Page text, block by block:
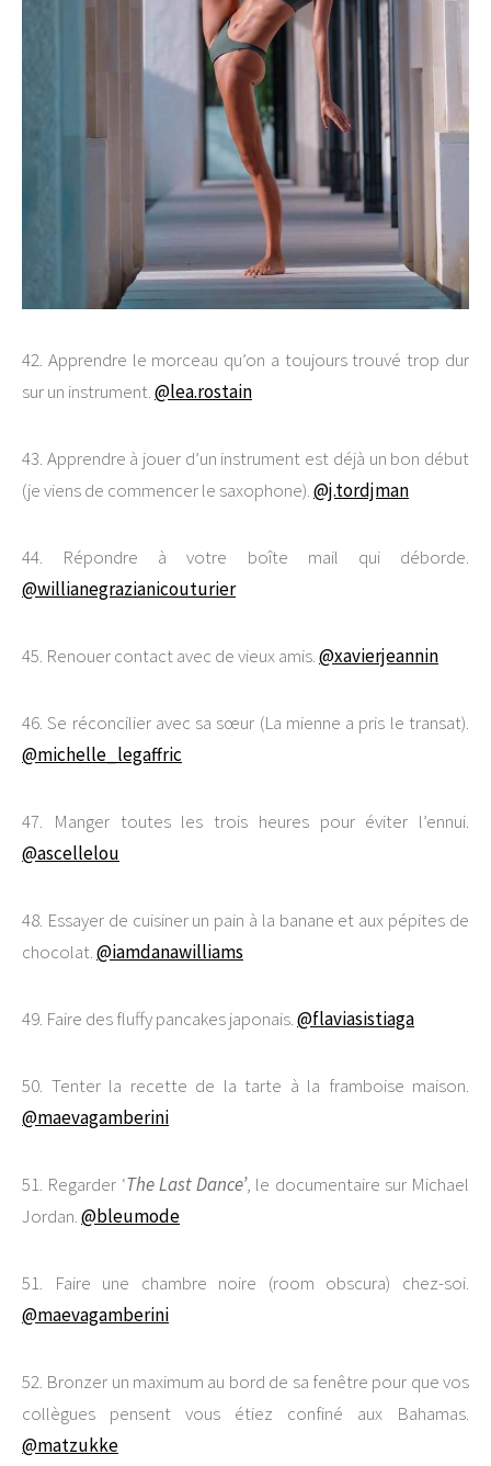
42. Apprendre le morceau qu’on a toujours trouvé trop dur
sur un instrument.@lea.rostain
43. Apprendre à jouer d’un instrument est déjà un bon début
(je viens de commencer le saxophone).@j.tordjman
44. Répondre à votre boîte mail qui déborde.
@willianegrazianicouturier
45. Renouer contact avec de vieux amis.@xavierjeannin
46. Se réconcilier avec sa sœur (La mienne a pris le transat).
@michelle_legaffric
47. Manger toutes les trois heures pour éviter l’ennui.
@ascellelou
48. Essayer de cuisiner un pain à la banane et aux pépites de
chocolat.@iamdanawilliams
49. Faire des fluffy pancakes japonais.@flaviasistiaga
50. Tenter la recette de la tarte à la framboise maison.
@maevagamberini
51. Regarder ‘The Last Dance’, le documentaire sur Michael
Jordan.@bleumode
51. Faire une chambre noire (room obscura) chez-soi.
@maevagamberini
52. Bronzer un maximum au bord de sa fenêtre pour que vos
collègues pensent vous étiez confiné aux Bahamas.
@matzukke